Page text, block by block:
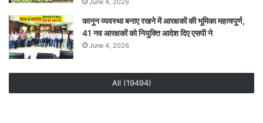
कानून व्यवस्था बनाए रखने में आरक्षकों की भूमिका महत्वपूर्ण,
41 नव आरक्षकों को नियुक्ति आदेश दिए एसपी ने
June 4, 2026
All (19494)